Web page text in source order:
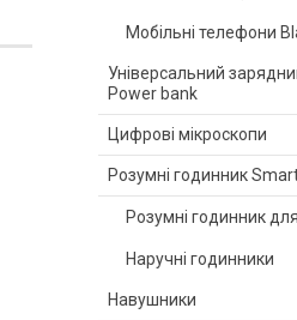
Мобільні телефони
Універсальний
Power bank
Цифрові мікроскопи
Розумні годинник
Розумні годинник
Наручні годинники
Навушники